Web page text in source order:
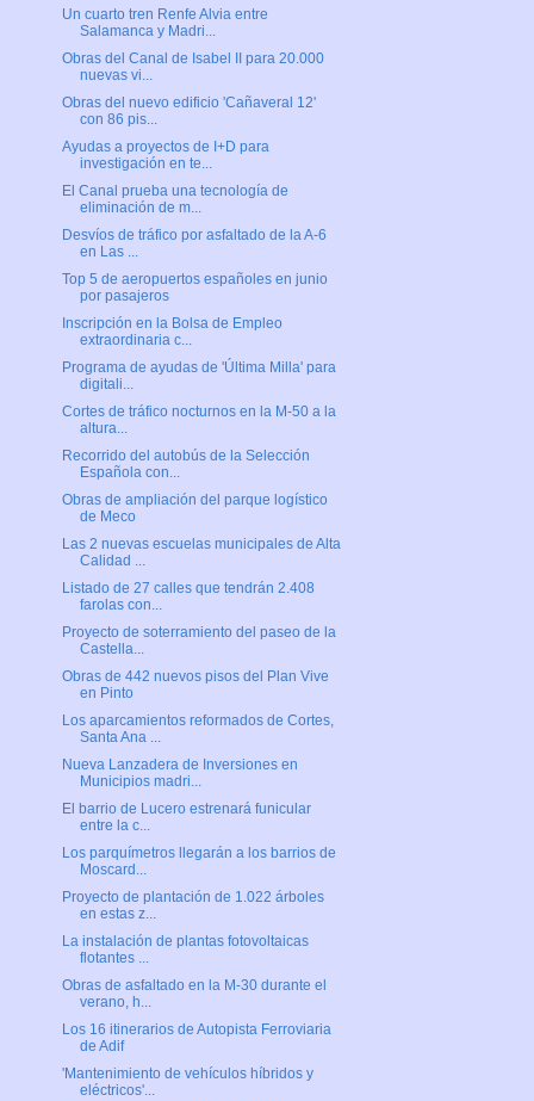
Un cuarto tren Renfe Alvia entre
Salamanca y Madri...
Obras del Canal de Isabel II para 20.000
nuevas vi...
Obras del nuevo edificio 'Cañaveral 12'
con 86 pis...
Ayudas a proyectos de I+D para
investigación en te...
El Canal prueba una tecnología de
eliminación de m...
Desvíos de tráfico por asfaltado de la A-6
en Las ...
Top 5 de aeropuertos españoles en junio
por pasajeros
Inscripción en la Bolsa de Empleo
extraordinaria c...
Programa de ayudas de 'Última Milla' para
digitali...
Cortes de tráfico nocturnos en la M-50 a la
altura...
Recorrido del autobús de la Selección
Española con...
Obras de ampliación del parque logístico
de Meco
Las 2 nuevas escuelas municipales de Alta
Calidad ...
Listado de 27 calles que tendrán 2.408
farolas con...
Proyecto de soterramiento del paseo de la
Castella...
Obras de 442 nuevos pisos del Plan Vive
en Pinto
Los aparcamientos reformados de Cortes,
Santa Ana ...
Nueva Lanzadera de Inversiones en
Municipios madri...
El barrio de Lucero estrenará funicular
entre la c...
Los parquímetros llegarán a los barrios de
Moscard...
Proyecto de plantación de 1.022 árboles
en estas z...
La instalación de plantas fotovoltaicas
flotantes ...
Obras de asfaltado en la M-30 durante el
verano, h...
Los 16 itinerarios de Autopista Ferroviaria
de Adif
'Mantenimiento de vehículos híbridos y
eléctricos'...